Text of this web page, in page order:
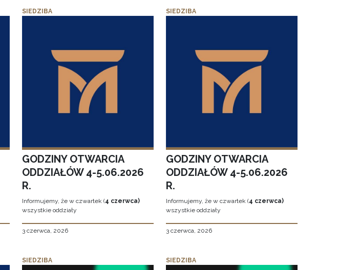
SIEDZIBA
GODZINY OTWARCIA
ODDZIAŁÓW 4-5.06.2026
R.
Informujemy, że w czwartek (4 czerwca)
wszystkie oddziały
3 czerwca, 2026
SIEDZIBA
GODZINY OTWARCIA
ODDZIAŁÓW 4-5.06.2026
R.
Informujemy, że w czwartek (4 czerwca)
wszystkie oddziały
3 czerwca, 2026
SIEDZIBA SIEDZIBA